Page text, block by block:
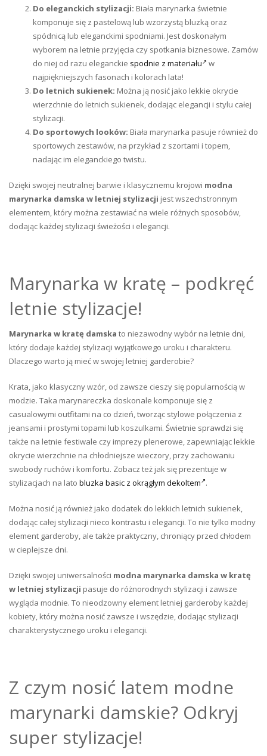
Do eleganckich stylizacji: Biała marynarka świetnie
komponuje się z pastelową lub wzorzystą bluzką oraz
spódnicą lub eleganckimi spodniami. Jest doskonałym
wyborem na letnie przyjęcia czy spotkania biznesowe. Zamów
do niej od razu eleganckie spodnie z materiału
w
najpiękniejszych fasonach i kolorach lata!
Do letnich sukienek: Można ją nosić jako lekkie okrycie
wierzchnie do letnich sukienek, dodając elegancji i stylu całej
stylizacji.
Do sportowych looków: Biała marynarka pasuje również do
sportowych zestawów, na przykład z szortami i topem,
nadając im eleganckiego twistu.
Dzięki swojej neutralnej barwie i klasycznemu krojowi modna
marynarka damska w letniej stylizacji jest wszechstronnym
elementem, który można zestawiać na wiele różnych sposobów,
dodając każdej stylizacji świeżości i elegancji.
Marynarka w kratę – podkręć
letnie stylizacje!
Marynarka w kratę damska to niezawodny wybór na letnie dni,
który dodaje każdej stylizacji wyjątkowego uroku i charakteru.
Dlaczego warto ją mieć w swojej letniej garderobie?
Krata, jako klasyczny wzór, od zawsze cieszy się popularnością w
modzie. Taka marynareczka doskonale komponuje się z
casualowymi outfitami na co dzień, tworząc stylowe połączenia z
jeansami i prostymi topami lub koszulkami. Świetnie sprawdzi się
także na letnie festiwale czy imprezy plenerowe, zapewniając lekkie
okrycie wierzchnie na chłodniejsze wieczory, przy zachowaniu
swobody ruchów i komfortu. Zobacz też jak się prezentuje w
stylizacjach na lato bluzka basic z okrągłym dekoltem .
Można nosić ją również jako dodatek do lekkich letnich sukienek,
dodając całej stylizacji nieco kontrastu i elegancji. To nie tylko modny
element garderoby, ale także praktyczny, chroniący przed chłodem
w cieplejsze dni.
Dzięki swojej uniwersalności modna marynarka damska w kratę
w letniej stylizacji pasuje do różnorodnych stylizacji i zawsze
wygląda modnie. To nieodzowny element letniej garderoby każdej
kobiety, który można nosić zawsze i wszędzie, dodając stylizacji
charakterystycznego uroku i elegancji.
Z czym nosić latem modne
marynarki damskie? Odkryj
super stylizacje!